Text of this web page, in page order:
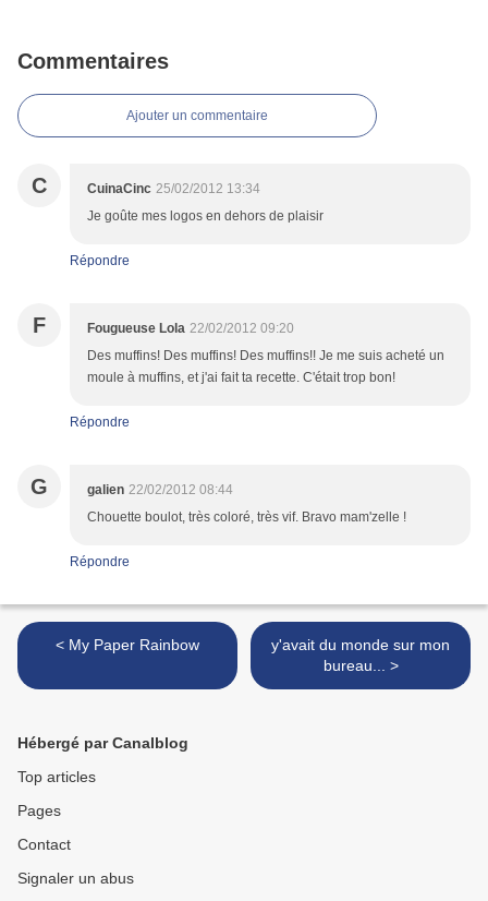
Commentaires
Ajouter un commentaire
C CuinaCinc 25/02/2012 13:34
Je goûte mes logos en dehors de plaisir
Répondre
F Fougueuse Lola 22/02/2012 09:20
Des muffins! Des muffins! Des muffins!! Je me suis acheté un
moule à muffins, et j'ai fait ta recette. C'était trop bon!
Répondre
G galien 22/02/2012 08:44
Chouette boulot, très coloré, très vif. Bravo mam'zelle !
Répondre
< My Paper Rainbow
y'avait du monde sur mon
bureau... >
Hébergé par Canalblog
Top articles
Pages
Contact
Signaler un abus